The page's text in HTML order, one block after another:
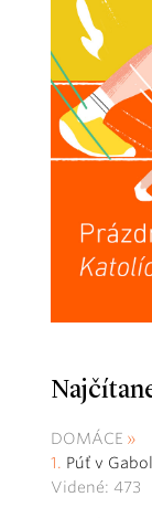
DOMÁCE
Púť v
Videné: 473